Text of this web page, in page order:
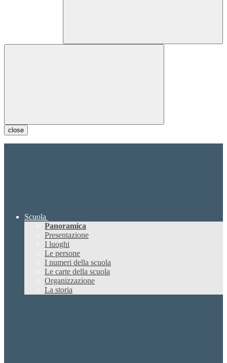
close
Scuola
Panoramica
Presentazione
I luoghi
Le persone
I numeri della scuola
Le carte della scuola
Organizzazione
La storia